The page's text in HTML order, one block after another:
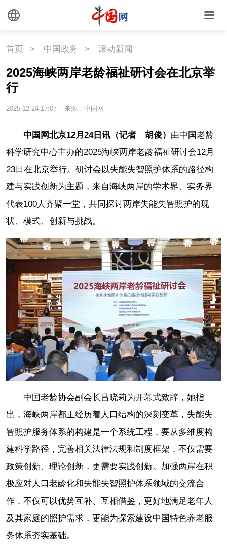
首页 > 中国政务 > 滚动新闻
2025海峡两岸老龄福祉研讨会在北京举
行
2025-12-24 17:07 来源：中国网
中国网北京12月24日讯（记者 胡俊） 由中国老龄
科学研究中心主办的2025海峡两岸老龄福祉研讨会12月
23日在北京举行。研讨会以失能失智照护体系的路径构
建与实践创新为主题，来自海峡两岸的学术界、实务界
代表100人齐聚一堂，共同探讨两岸失能失智照护的现
状、模式、创新与挑战。
中国老龄协会副会长吕晓莉为开幕式致辞，她指
出，海峡两岸都正经历着人口结构的深刻变革，失能失
智照护服务体系的构建是一个系统工程，要从多维度构
建科学路径，完善相关法律法规和制度框架，不仅需要
政策创新、理论创新，更需要实践创新。加强两岸在积
极应对人口老龄化和失能失智照护体系领域的交流合
作，不仅可以优势互补、互相借鉴，更好地满足老年人
及其家庭的照护需求，更能为探索建设中国特色养老服
务体系夯实基础。